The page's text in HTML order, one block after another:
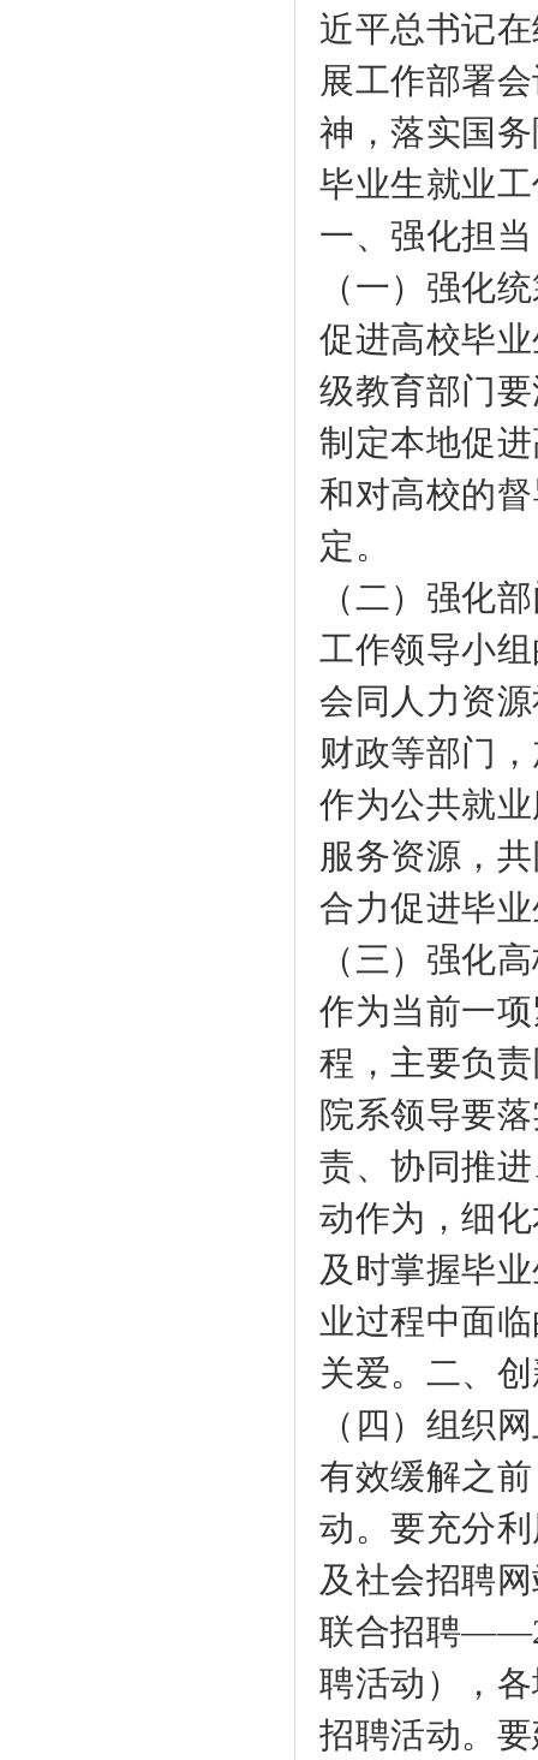
近平总书记
展工作部署
神，落实国
毕业生就业
一、强化担
（一）强化
促进高校毕
级教育部门
制定本地促
和对高校的
定。
（二）强化
工作领导小
会同人力资
财政等部门
作为公共就
服务资源，
合力促进毕
（三）强化
作为当前一
程，主要负
院系领导要
责、协同推
动作为，细
及时掌握毕
业过程中面
关爱。二、
（四）组织
有效缓解之
动。要充分
及社会招聘
联合招聘
聘活动），
招聘活动。